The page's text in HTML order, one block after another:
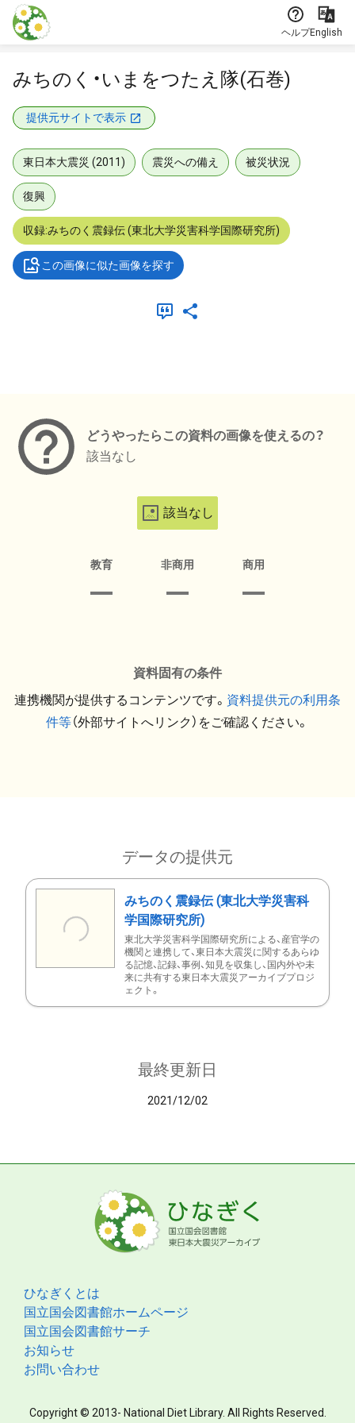
本文に飛ぶ
ヘルプEnglish
みちのく・いまをつたえ隊(石巻)
提供元サイトで表示
東日本大震災 (2011) 震災への備え 被災状況
復興
収録:みちのく震録伝 (東北大学災害科学国際研究所)
この画像に似た画像を探す
どうやったらこの資料の画像を使えるの？
該当なし
該当なし
教育 非商用 商用
資料固有の条件
連携機関が提供するコンテンツです。 資料提供元の利用条
件等（外部サイトへリンク）をご確認ください。
データの提供元
みちのく震録伝 (東北大学災害科
学国際研究所)
東北大学災害科学国際研究所による、産官学の
機関と連携して、東日本大震災に関するあらゆ
る記憶、記録、事例、知見を収集し、国内外や未
来に共有する東日本大震災アーカイブプロジ
ェクト。
最終更新日
2021/12/02
ひなぎくとは
国立国会図書館ホームページ
国立国会図書館サーチ
お知らせ
お問い合わせ
Copyright © 2013- National Diet Library. All Rights Reserved.